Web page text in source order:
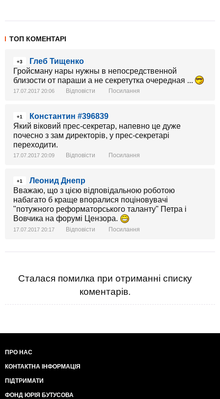
ТОП КОМЕНТАРІ
+3
Глеб Тищенко
Гройсману нары нужны в непосредственной
близости от параши а не секретутка очередная ...
17.07.2017 20:06 Відповісти Посилання
+1
Константин #396839
Який віковий прес-секретар, напевно це дуже
почесно з зам директорів, у прес-секретарі
переходити.
17.07.2017 20:09 Відповісти Посилання
+1
Леонид Днепр
Вважаю, що з цією відповідальною роботою
набагато б краще впоралися поціновувачі
"потужного реформаторського таланту" Петра і
Вовчика на форумі Цензора.
17.07.2017 20:17 Відповісти Посилання
Сталася помилка при отриманні списку
коментарів.
ПРО НАС
КОНТАКТНА ІНФОРМАЦІЯ
ПІДТРИМАТИ
ФОНД ЮРІЯ БУТУСОВА